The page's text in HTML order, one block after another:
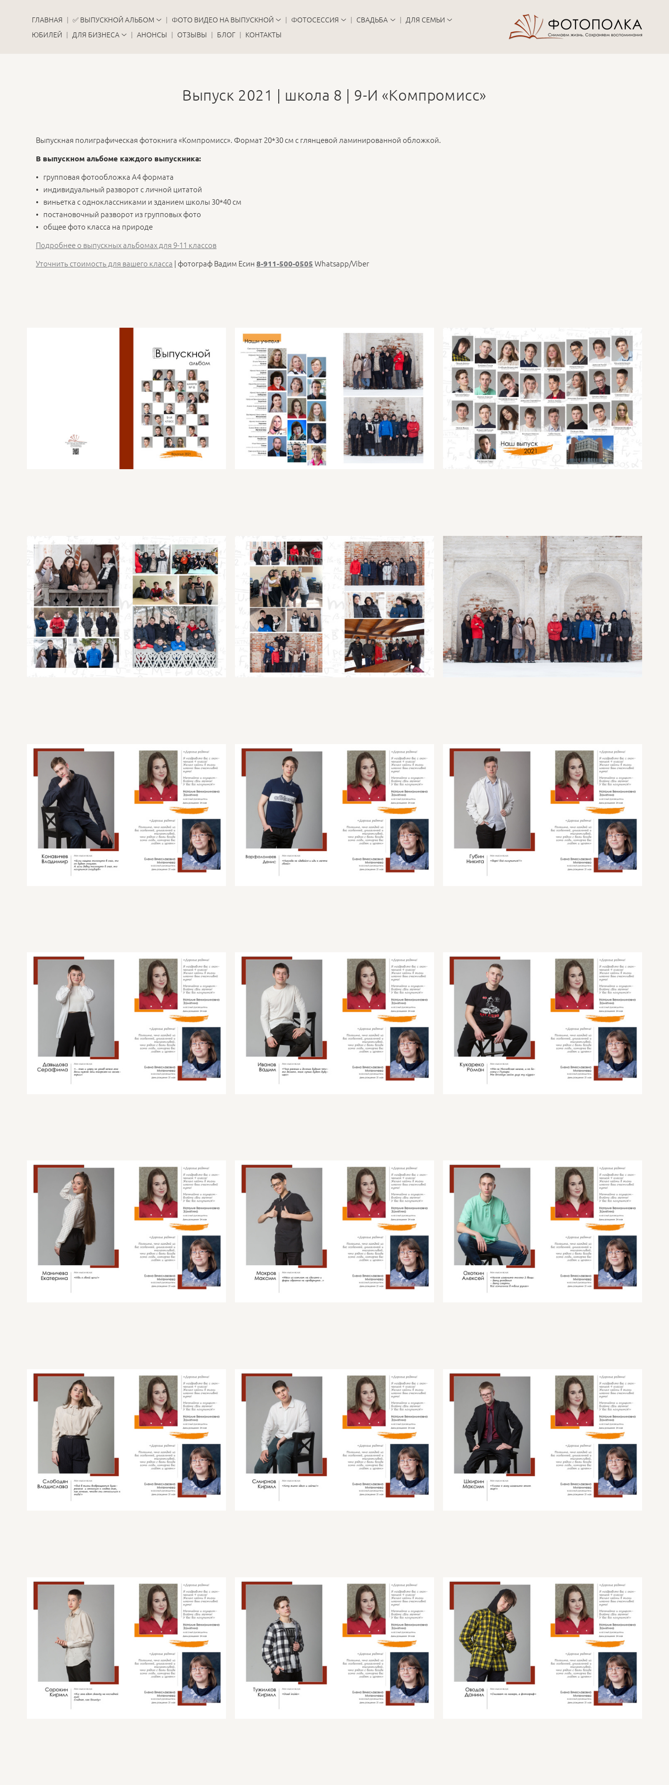
ГЛАВНАЯ ✅ ВЫПУСКНОЙ АЛЬБОМ ФОТО ВИДЕО НА ВЫПУСКНОЙ ФОТОСЕССИЯ СВАДЬБА
ДЛЯ СЕМЬИ
ЮБИЛЕЙ
ДЛЯ БИЗНЕСА АНОНСЫ ОТЗЫВЫ БЛОГ КОНТАКТЫ
Выпуск 2021 | школа 8 | 9-И «Компромисс»
Выпускная полиграфическая фотокнига «Компромисс». Формат 20*30 см с глянцевой ламинированной обложкой.
В выпускном альбоме каждого выпускника:
групповая фотообложка А4 формата
индивидуальный разворот с личной цитатой
виньетка с одноклассниками и зданием школы 30*40 см
постановочный разворот из групповых фото
общее фото класса на природе
Подробнее о выпускных альбомах для 9-11 классов
Уточнить стоимость для вашего класса | фотограф Вадим Есин 8-911-500-0505 Whatsapp/Viber